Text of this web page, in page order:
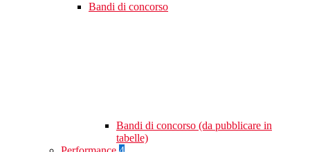
Bandi di concorso
Bandi di concorso (da pubblicare in
tabelle)